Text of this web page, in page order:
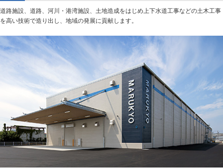
道路施設、道路、河川・港湾施設、土地造成をはじめ上下水道工事などの土木工事
を高い技術で造り出し、地域の発展に貢献します。